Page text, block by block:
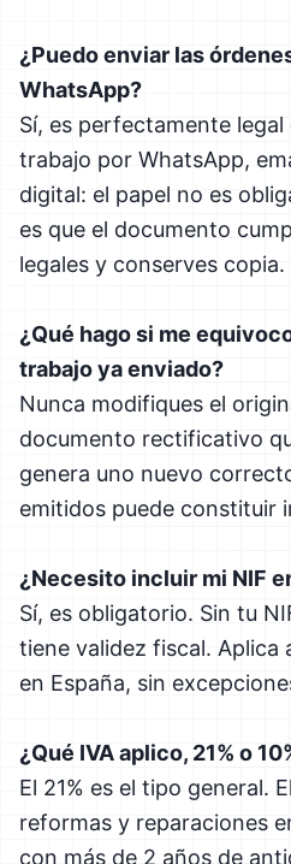
¿Puedo enviar las
WhatsApp?
Sí, es perfectamente
trabajo por WhatsApp,
digital: el papel no es
es que el documento
legales y conserves copia.
¿Qué hago si me
trabajo ya enviado?
Nunca modifiques el
documento rectificativo
genera uno nuevo
emitidos puede constituir
¿Necesito incluir mi NIF
Sí, es obligatorio. Sin tu
tiene validez fiscal. Aplica
en España, sin
¿Qué IVA aplico, 21% o
El 21% es el tipo general.
reformas y reparaciones
con más de 2 años de